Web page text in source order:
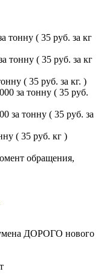
тонну ( 35 руб. за кг
тонну ( 35 руб. за кг
( 35 руб. за кг. )
за тонну ( 35 руб.
за тонну ( 35 руб. за
( 35 руб. кг )
обращения,
ДОРОГО нового